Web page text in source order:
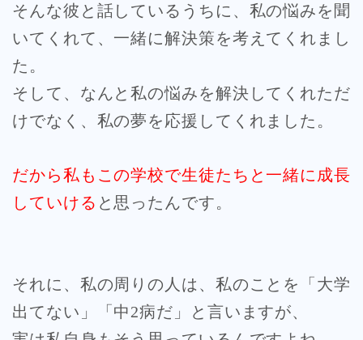
そんな彼と話しているうちに、私の悩みを聞
いてくれて、一緒に解決策を考えてくれまし
た。
そして、なんと私の悩みを解決してくれただ
けでなく、私の夢を応援してくれました。
だから私もこの学校で生徒たちと一緒に成長
していける と思ったんです。
それに、私の周りの人は、私のことを「大学
出てない」「中2病だ」と言いますが、